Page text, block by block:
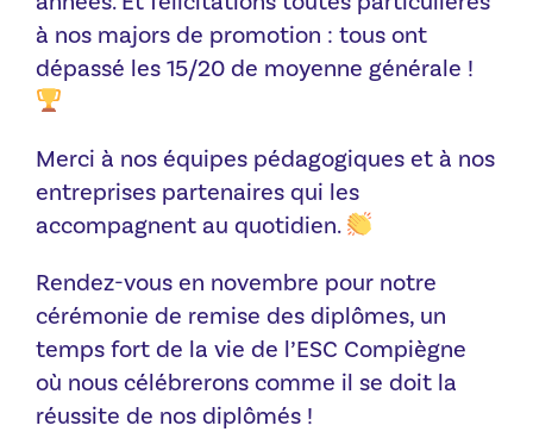
à nos majors de promotion : tous ont
dépassé les 15/20 de moyenne générale !
Merci à nos équipes pédagogiques et à nos
entreprises partenaires qui les
accompagnent au quotidien.
Rendez-vous en novembre pour notre
cérémonie de remise des diplômes, un
temps fort de la vie de l’ESC Compiègne
où nous célébrerons comme il se doit la
réussite de nos diplômés !